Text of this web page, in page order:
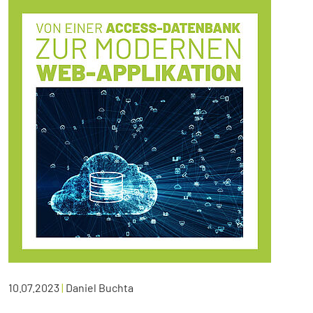
10.07.2023| Daniel Buchta